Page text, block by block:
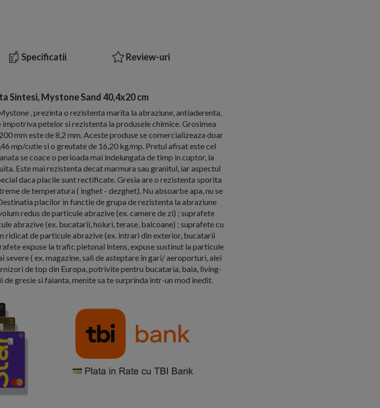
Specificatii Review-uri
Sintesi, Mystone Sand 40,4x20 cm
, prezinta o rezistenta marita la abraziune, antiaderenta,
petelor si rezistenta la produsele chimice. Grosimea
mm este de 8,2 mm. Aceste produse se comercializeaza doar
mp/cutie si o greutate de 16,20 kg/mp. Pretul afisat este cel
se coace o perioada mai indelungata de timp in cuptor, la
Este mai rezistenta decat marmura sau granitul, iar aspectul
daca placile sunt rectificate. Gresia are o rezistenta sporita
de temperatura ( inghet - dezghet). Nu absoarbe apa, nu se
placilor in functie de grupa de rezistenta la abraziune
redus de particule abrazive (ex. camere de zi) ; suprafete
abrazive (ex. bucatarii, holuri, terase, balcoane) ; suprafete cu
ridicat de particule abrazive (ex. intrari din exterior, bucatarii
expuse la trafic pietonal intens, expuse sustinut la particule
( ex. magazine, sali de asteptare in gari/ aeroporturi, alei
de top din Europa, potrivite pentru bucataria, baia, living-
de gresie si faianta, menite sa te surprinda intr-un mod inedit.